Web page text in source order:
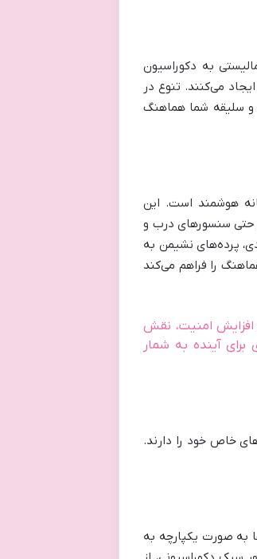
به دکوراسیون
می‌کنند. تنوع در
و سلیقه شما هماهنگ
هوشمند است. این
حتی سنسورهای درب و
پرده‌های نشیمن به
را فراهم می‌کند
افزایش امنیت، نقش
آینده به شمار
خاص خود را دارند.
به صورت یکپارچه به